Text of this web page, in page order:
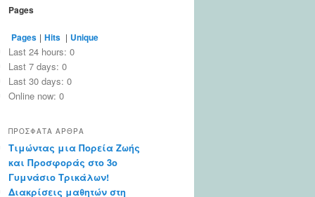
Pages
Pages | Hits | Unique
Last 24 hours: 0
Last 7 days: 0
Last 30 days: 0
Online now: 0
ΠΡΌΣΦΑΤΑ ΆΡΘΡΑ
Τιμώντας μια Πορεία Ζωής
και Προσφοράς στο 3ο
Γυμνάσιο Τρικάλων!
Διακρίσεις μαθητών στη